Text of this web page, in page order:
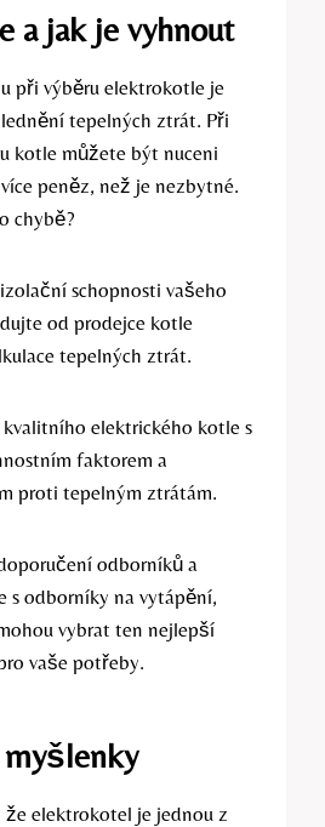
a jak je ⁤vyhnout
při ⁤výběru elektrokotle je
tepelných ztrát. Při
kotle můžete být nuceni
peněz, než je nezbytné.
chybě?
schopnosti vašeho
od ⁤prodejce kotle
tepelných​ ztrát.
elektrického ​kotle s
faktorem a
proti tepelným ztrátám.
odborníků a
s odborníky na ‌vytápění,
vybrat ten nejlepší
vaše ⁢potřeby.
elektrokotel je jednou z